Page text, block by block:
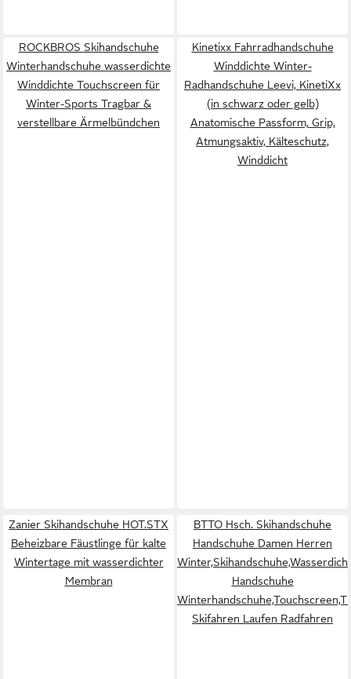
ROCKBROS Skihandschuhe
Winterhandschuhe wasserdichte
Winddichte Touchscreen für
Winter-Sports Tragbar &
verstellbare Ärmelbündchen
Kinetixx Fahrradhandschuhe
Winddichte Winter-
Radhandschuhe Leevi, KinetiXx
(in schwarz oder gelb)
Anatomische Passform, Grip,
Atmungsaktiv, Kälteschutz,
Winddicht
Zanier Skihandschuhe HOT.STX
Beheizbare Fäustlinge für kalte
Wintertage mit wasserdichter
Membran
BTTO Hsch. Skihandschuhe
Handschuhe Damen Herren
Handschuhe
Skifahren Laufen Radfahren